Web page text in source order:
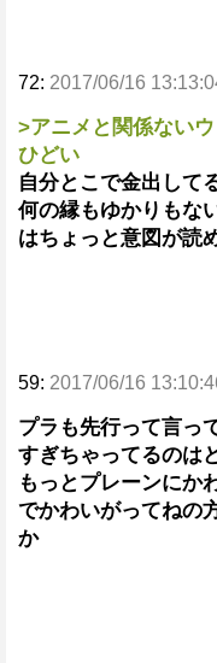
72: 2017/06/16
>アニメと関係ない
ひどい
自分とこで金出して
何の縁もゆかりもな
はちょっと意図が読
59: 2017/06/16
プラも先行って言っ
すぎちゃってるのは
もっとプレーンにか
でかわいがってねの
か